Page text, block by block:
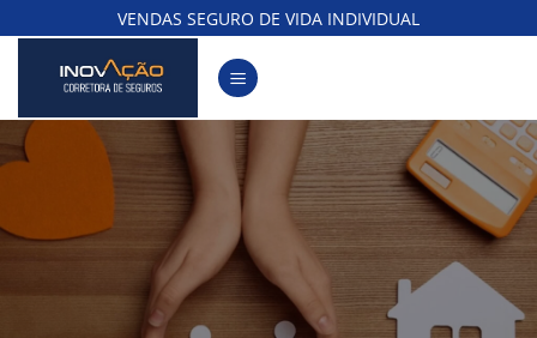
to
content
VENDAS SEGURO DE VIDA INDIVIDUAL